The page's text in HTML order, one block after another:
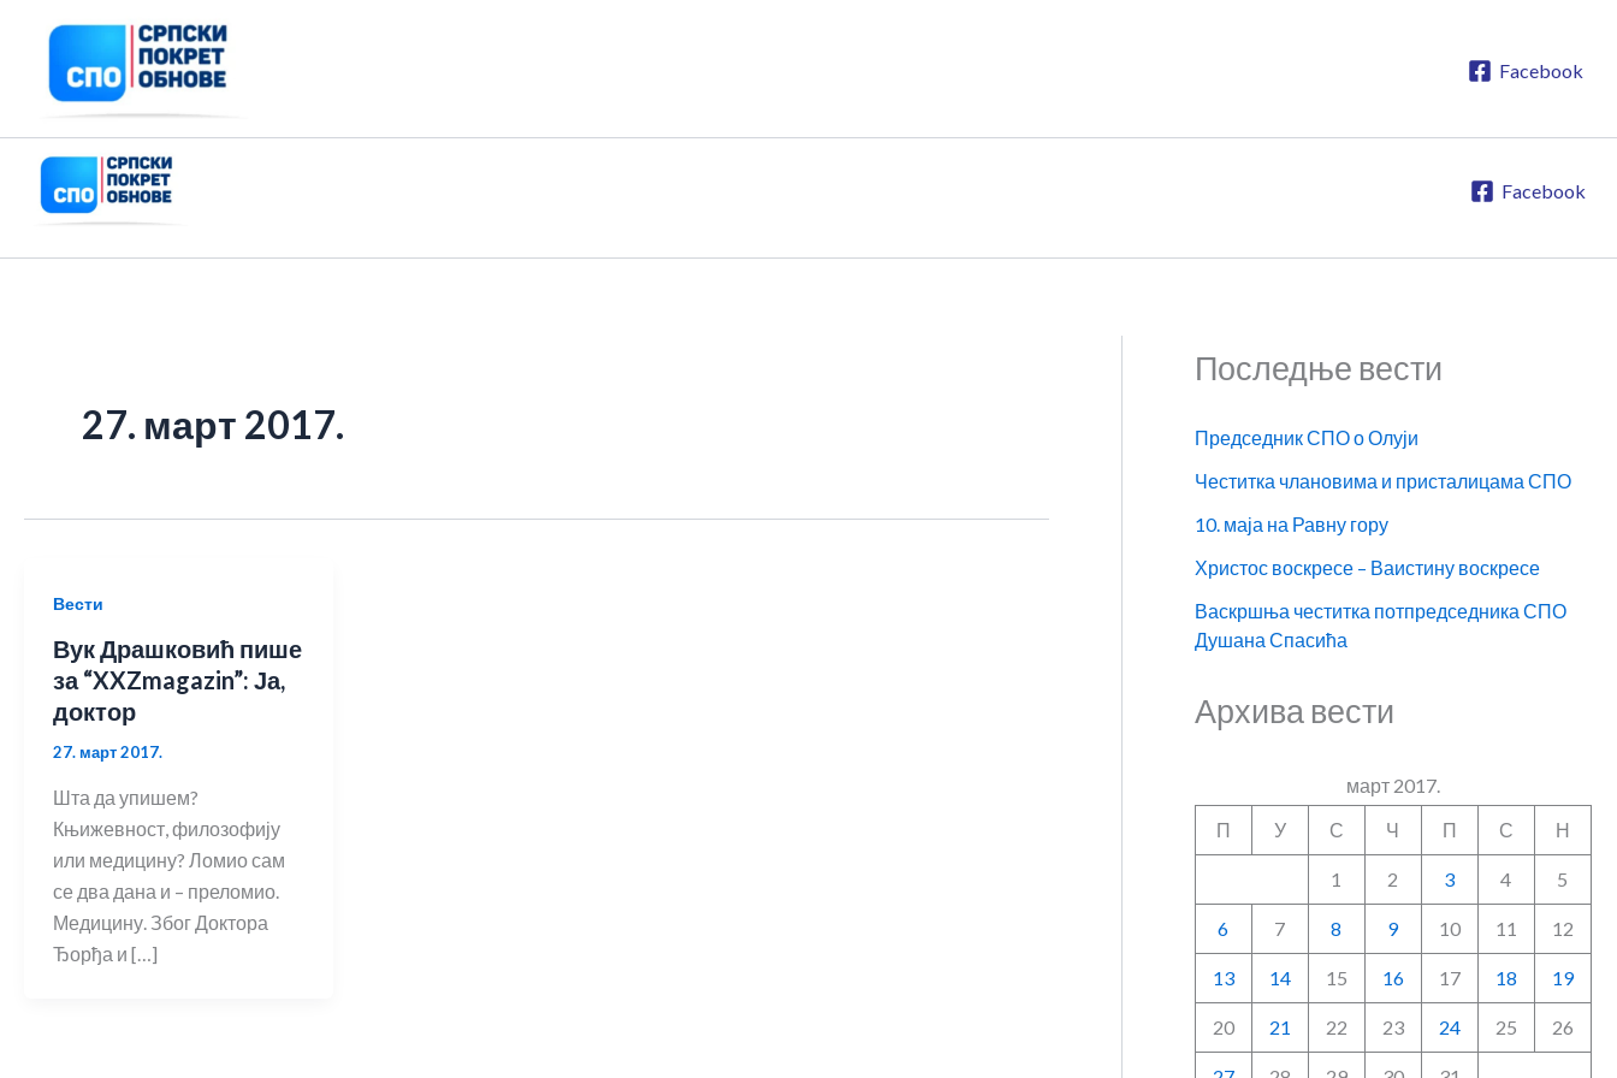
садржај
Facebook
Facebook
27. март 2017.
Вести
Вук Драшковић пише
за “XXZmagazin”: Ја,
доктор
27. март 2017.
Шта да упишем?
Књижевност, филозофију
или медицину? Ломио сам
се два дана и – преломио.
Медицину. Због Доктора
Ђорђа и […]
Последње вести
Председник СПО о Олуји
Честитка члановима и присталицама СПО
10. маја на Равну гору
Христос воскресе – Ваистину воскресе
Васкршња честитка потпредседника СПО
Душана Спасића
Архива вести
март 2017.
П
У С Ч П С Н
1 2 3 4 5
6 7 8 9 10 11 12
13 14 15 16 17 18 19
20 21 22 23 24 25 26